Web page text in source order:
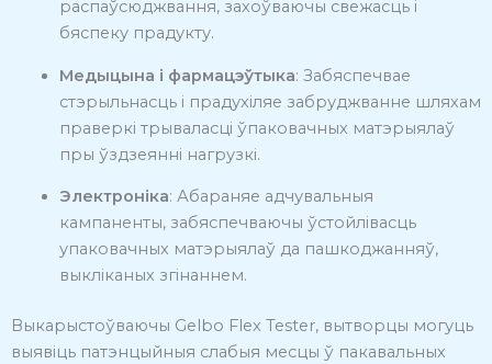
распаўсюджвання, захоўваючы свежасць і
бяспеку прадукту.
Медыцына і фармацэўтыка: Забяспечвае
стэрыльнасць і прадухіляе забруджванне шляхам
праверкі трываласці ўпаковачных матэрыялаў
пры ўздзеянні нагрузкі.
Электроніка: Абараняе адчувальныя
кампаненты, забяспечваючы ўстойлівасць
упаковачных матэрыялаў да пашкоджанняў,
выкліканых згінаннем.
Выкарыстоўваючы Gelbo Flex Tester, вытворцы могуць
выявіць патэнцыйныя слабыя месцы ў пакавальных